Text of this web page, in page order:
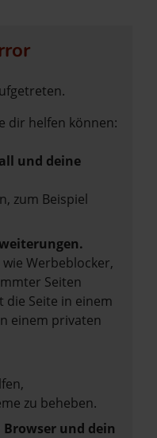
dir helfen können:
und deine
zum Beispiel
Werbeblocker,
Seiten
Seite in einem
einem privaten
zu beheben.
Browser und dein